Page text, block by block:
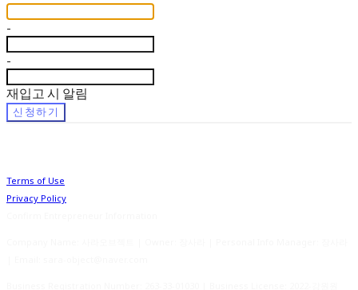
-
-
재입고 시 알림
신청하기
Terms of Use
Privacy Policy